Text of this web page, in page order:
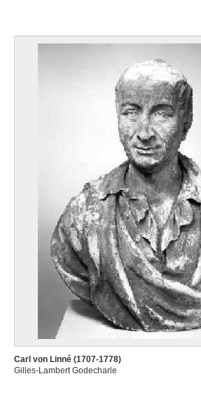
Carl von Linné (1707-1778)
Gilles-Lambert Godecharle